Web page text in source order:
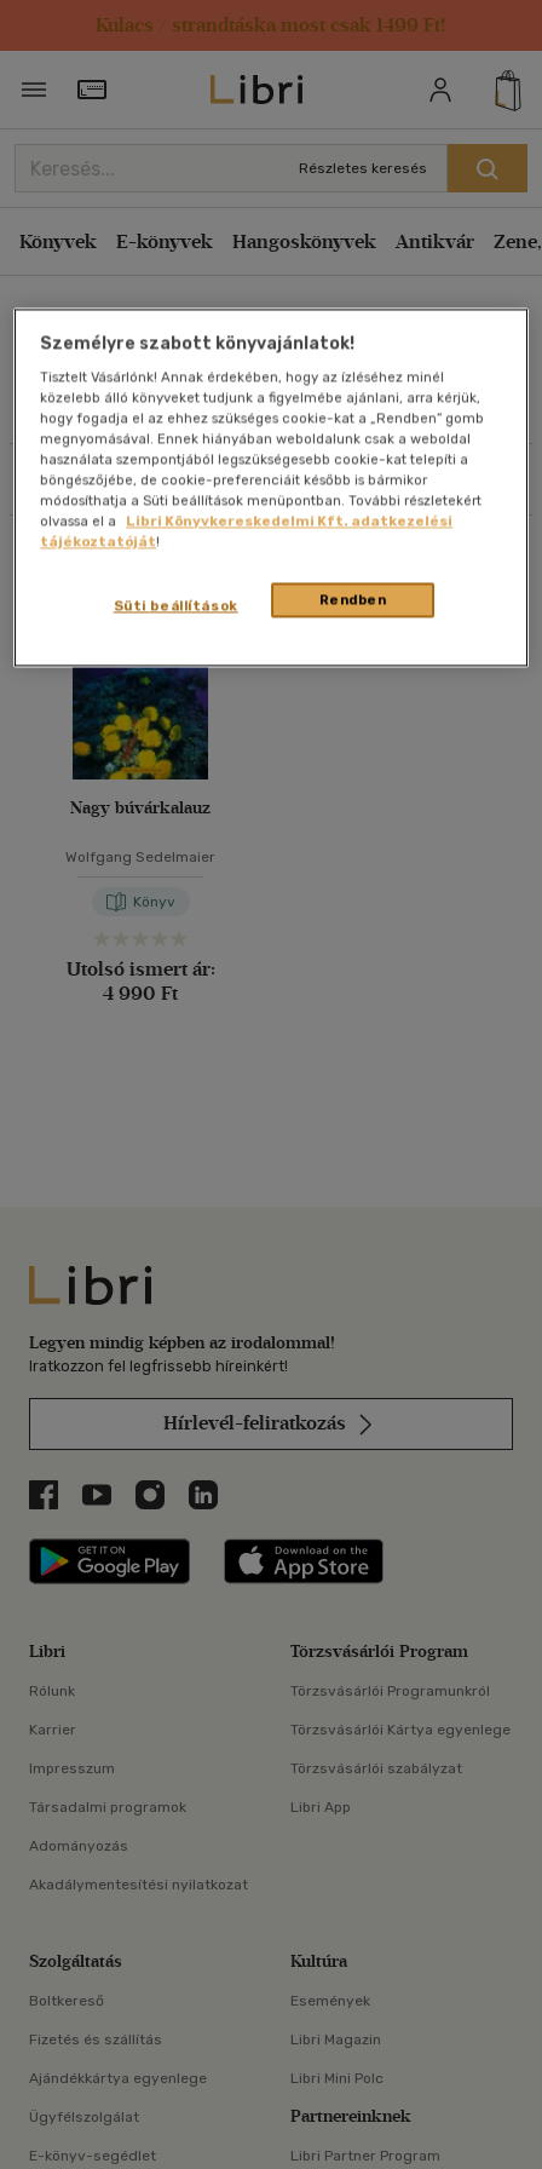
Kulacs / strandtáska most csak 1499 Ft!
Törzsvásárlói Kártya adatai
Részletes keresés
Könyvek E-könyvek Hangoskönyvek Antikvár
Művei
Szűrés Rendezés
Rendezés
Kiadás éve szerint csökkenő
Ár szerint csökkenő
Eladott darabszám szerint csökkenő
Eladott darabszám szerint növekvő
Cím szerint A-Z
Szerző szerint A-Z
Megjelenítés
20 db / oldal
Alkalmaz
Nagy búvárkalauz
Wolfgang Sedelmaier
Könyv
Utolsó ismert ár:
4 990 Ft
Libri
Legyen mindig képben az irodalommal!
Iratkozzon fel legfrissebb híreinkért!
Hírlevél-feliratkozás
Libri a Facebookon
Libri a Youtube-on
Libri az Instagramon
Libri a LinkedInen
Libri applikáció Szerezd meg: Google
Libri
Rólunk
Karrier
Impresszum
Társadalmi programok
Adományozás
Akadálymentesítési nyilatkozat
Törzsvásárlói Program
Törzsvásárlói Programunkról
Törzsvásárlói Kártya egyenlege
Törzsvásárlói szabályzat
Libri App
Szolgáltatás
Boltkereső
Fizetés és szállítás
Ajándékkártya egyenlege
Ügyfélszolgálat
E-könyv-segédlet
Kultúra
Események
Libri Magazin
Libri Mini Polc
Partnereinknek
Libri Partner Program
Személyre szabott könyvajánlatok!
Tisztelt Vásárlónk! Annak érdekében, hogy az ízléséhez minél
közelebb álló könyveket tudjunk a figyelmébe ajánlani, arra kérjük,
hogy fogadja el az ehhez szükséges cookie-kat a „Rendben” gomb
megnyomásával. Ennek hiányában weboldalunk csak a weboldal
használata szempontjából legszükségesebb cookie-kat telepíti a
böngészőjébe, de cookie-preferenciáit később is bármikor
módosíthatja a Süti beállítások menüpontban. További részletekért
olvassa el a
Libri Könyvkereskedelmi Kft. adatkezelési
tájékoztatóját!
Rendben
Süti beállítások